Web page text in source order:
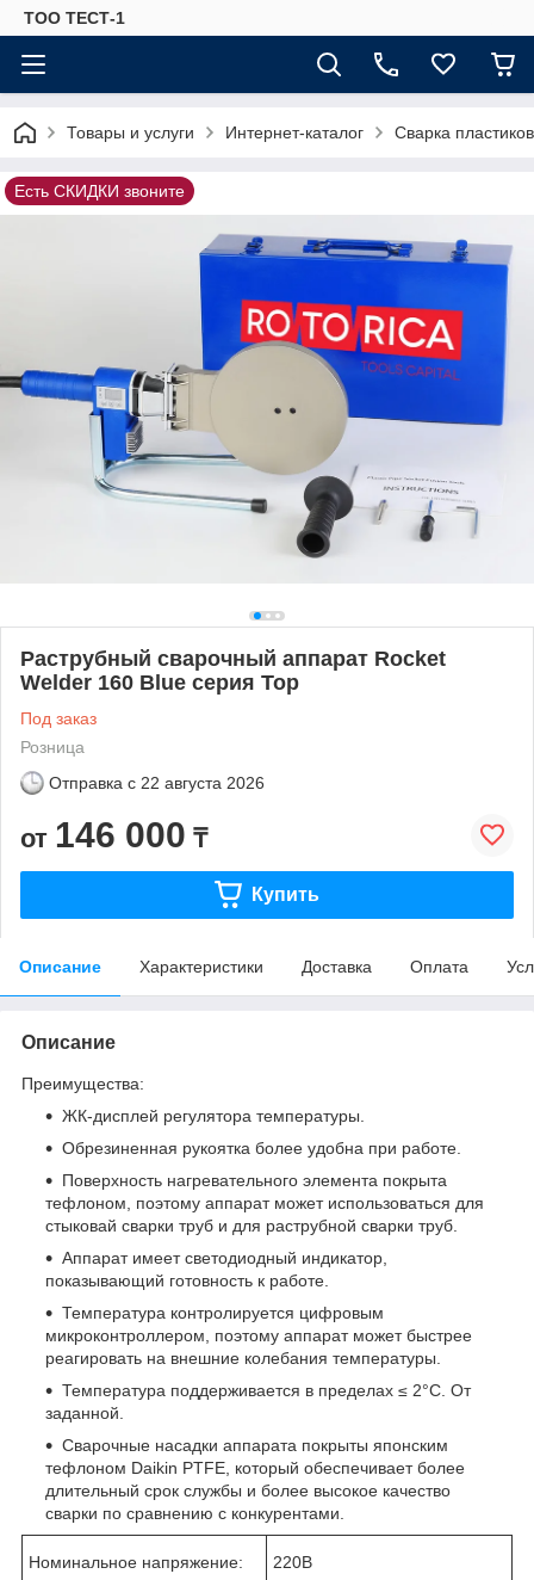
ТОО ТЕСТ-1
Товары и услуги Интернет-каталог Сварка
Есть СКИДКИ звоните
Раструбный сварочный аппарат Rocket
Welder 160 Blue серия Top
Под заказ
Розница
Отправка с 22 августа 2026
от 146 000 ₸
Купить
Описание Характеристики Доставка Оплата
Описание
Преимущества:
ЖК-дисплей регулятора температуры.
Обрезиненная рукоятка более удобна при работе.
Поверхность нагревательного элемента покрыта
тефлоном, поэтому аппарат может использоваться для
стыковай сварки труб и для раструбной сварки труб.
Аппарат имеет светодиодный индикатор,
показывающий готовность к работе.
Температура контролируется цифровым
микроконтроллером, поэтому аппарат может быстрее
реагировать на внешние колебания температуры.
Температура поддерживается в пределах ≤ 2°C. От
заданной.
Сварочные насадки аппарата покрыты японским
тефлоном Daikin PTFE, который обеспечивает более
длительный срок службы и более высокое качество
сварки по сравнению с конкурентами.
Номинальное напряжение: 220В